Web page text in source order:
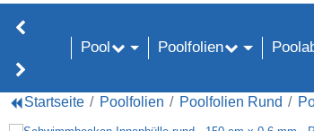
Pool Poolfolien
Startseite Poolfolien Poolfolien Rund